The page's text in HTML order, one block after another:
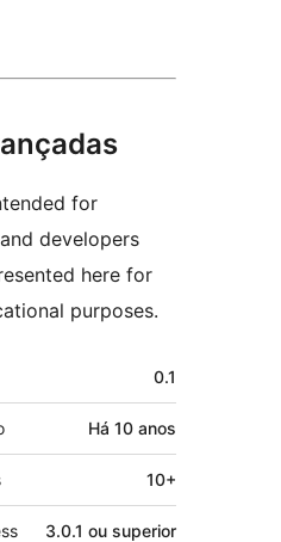
for
developers
here for
purposes.
0.1
Há 10 anos
10+
3.0.1 ou superior